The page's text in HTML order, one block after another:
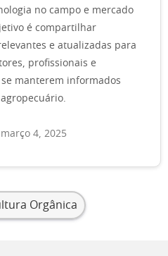
no campo e mercado
é compartilhar
e atualizadas para
profissionais e
manterem informados
4, 2025
Orgânica